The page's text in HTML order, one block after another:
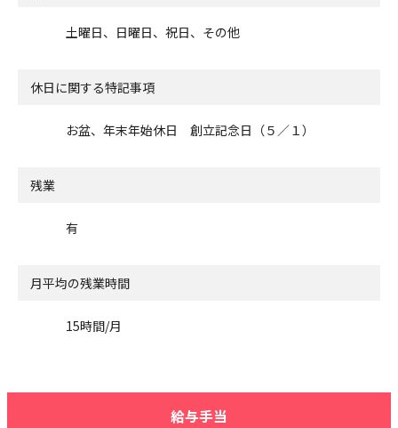
土曜日、日曜日、祝日、その他
休日に関する特記事項
お盆、年末年始休日 創立記念日（５／１）
残業
有
月平均の残業時間
15時間/月
給与手当